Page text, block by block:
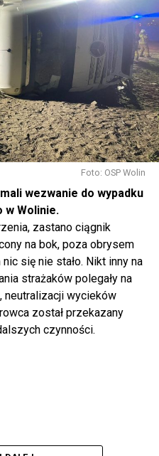
Foto: OSP Wolin
wezwanie do wypadku
w Wolinie.
zastano ciągnik
na bok, poza obrysem
się nie stało. Nikt inny na
strażaków polegały na
neutralizacji wycieków
został przekazany
czynności.